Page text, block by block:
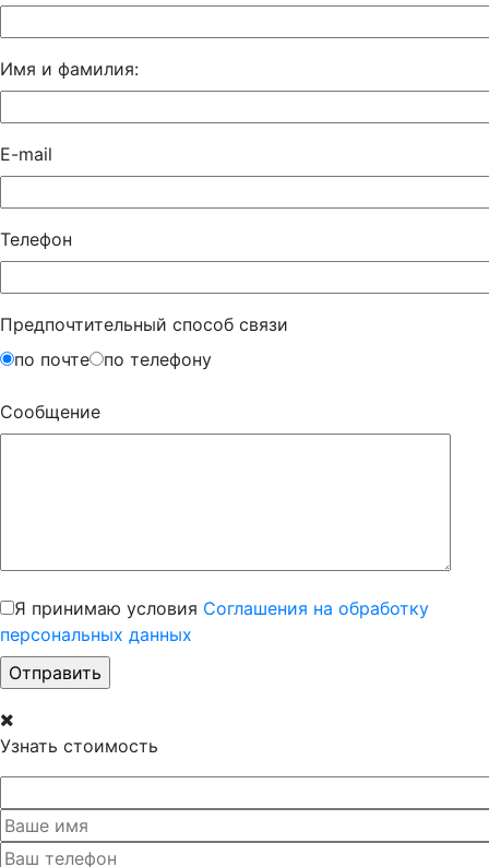
Имя и фамилия:
E-mail
Телефон
Предпочтительный способ связи
по почте
по телефону
Сообщение
Я принимаю условия Соглашения на обработку
персональных данных
Узнать стоимость